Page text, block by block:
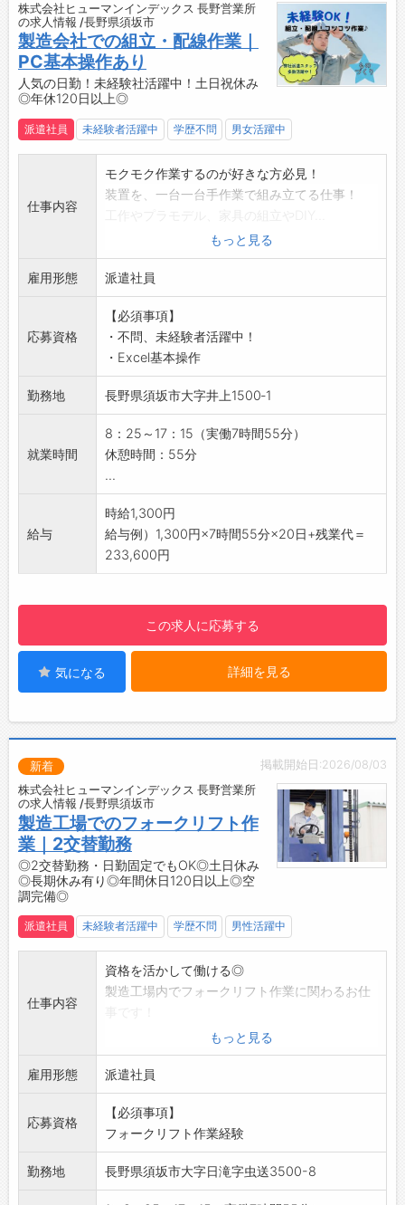
【働き方に関して】
・土日祝休み（会社カレンダーあり）のため、
プライベートとメリハリをつけて働けます。
・立ち仕事になります。
☆----------------------------------------
☆
◆時間単位年休制度あり！
得できます◎
☆----------------------------------------
◆給与前払い制度あり！
簡単申請！簡単受取！日払い即日払い対応！
☆----------------------------------------
☆
◆ご不明点はいつでもご相談ください！
登録はご自宅からお電話で可能です◎
☆----------------------------------------
☆
◆職場見学可能！自分が働くイメージができま
みなさまのご応募を心よりお待ちしております
＾＾
☆----------------------------------------
☆
株式会社ヒューマンインデックス 長野営業所
の求人情報 /長野県須坂市
製造会社での組立・配線作業｜
PC基本操作あり
人気の日勤！未経験社活躍中！土日祝休み
◎年休120日以上◎
派遣社員 未経験者活躍中 学歴不問 男女活躍中
仕事内容
モクモク作業するのが好きな方必見！
装置を、一台一台手作業で組み立てる仕事！
もしかして僕って、私って、ひとり集中して作
業する方が好きなのかな？
そんな風に感じたことがあるなら、当社の装置
組立てに面白さを感じてもらえるかも！
製造工場内での発注補助事務をお願いします＾
＾
【具体的には】
・装置外装カバーの取付
・各種エア機器の組立・配線接続
・梱包
・副資材の在庫確認
・EXCEL操作（データ入力）
【おすすめ♪】
・幅広い世代の方が活躍中！
でも安心して就業できます◎
【通勤】
・社員用無料駐車場完備！
・マイカー通勤OK◎
・入館証を作り、勤務する上での注意事項を丁
事を覚えていただきます
【服装】
・制服は上着のみ貸与
・下はジーンズやパンツなどラフな格好でお仕
事ができます！
すので、作業場は快適です
・皆さん黙々と作業に集中しています
・立ち作業になります
・広い食堂
・休憩室
・ロッカー完備
☆----------------------------------------
☆
◆時間単位年休制度あり！
有給休暇は1時間分、2時間分と時間単位でも取
もっと見る
雇用形態 派遣社員
応募資格
【必須事項】
・不問、未経験者活躍中！
・Excel基本操作
勤務地 長野県須坂市大字井上1500‐1
就業時間
8：25～17：15（実働7時間55分）
休憩時間：55分
...
給与
時給1,300円
給与例）1,300円×7時間55分×20日+残業代＝
233,600円
この求人に応募する
気になる 詳細を見る
掲載開始日:2026/08/03
新着
株式会社ヒューマンインデックス 長野営業所
の求人情報 /長野県須坂市
製造工場でのフォークリフト作
業｜2交替勤務
◎2交替勤務・日勤固定でもOK◎土日休み
◎長期休み有り◎年間休日120日以上◎空
調完備◎
派遣社員 未経験者活躍中 学歴不問 男性活躍中
仕事内容
資格を活かして働ける◎
製造工場内でフォークリフト作業に関わるお仕
※リーチフォークの使用がメインとなります
【具体的には】
・製品出荷作業
・製品・資材運搬
・材料載せ替え作業
・その他付随業務
【おすすめポイント】
・幅広い世代の方が活躍中！
もっと見る
雇用形態 派遣社員
応募資格
【必須事項】
フォークリフト作業経験
勤務地 長野県須坂市大字日滝字虫送3500-8